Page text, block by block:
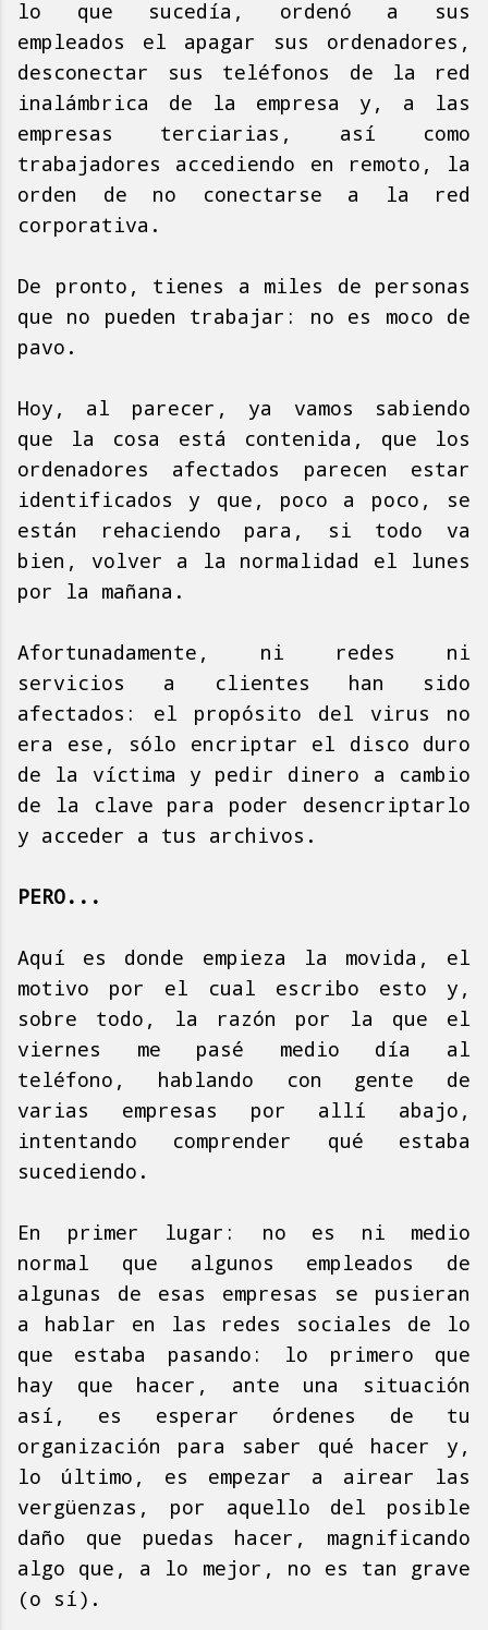
lo que sucedía, ordenó a sus
empleados el apagar sus ordenadores,
desconectar sus teléfonos de la red
inalámbrica de la empresa y, a las
empresas terciarias, así como
trabajadores accediendo en remoto, la
orden de no conectarse a la red
corporativa.
De pronto, tienes a miles de personas
que no pueden trabajar: no es moco de
pavo.
Hoy, al parecer, ya vamos sabiendo
que la cosa está contenida, que los
ordenadores afectados parecen estar
identificados y que, poco a poco, se
están rehaciendo para, si todo va
bien, volver a la normalidad el lunes
por la mañana.
Afortunadamente, ni redes ni
servicios a clientes han sido
afectados: el propósito del virus no
era ese, sólo encriptar el disco duro
de la víctima y pedir dinero a cambio
de la clave para poder desencriptarlo
y acceder a tus archivos.
PERO...
Aquí es donde empieza la movida, el
motivo por el cual escribo esto y,
sobre todo, la razón por la que el
viernes me pasé medio día al
teléfono, hablando con gente de
varias empresas por allí abajo,
intentando comprender qué estaba
sucediendo.
En primer lugar: no es ni medio
normal que algunos empleados de
algunas de esas empresas se pusieran
a hablar en las redes sociales de lo
que estaba pasando: lo primero que
hay que hacer, ante una situación
así, es esperar órdenes de tu
organización para saber qué hacer y,
lo último, es empezar a airear las
vergüenzas, por aquello del posible
daño que puedas hacer, magnificando
algo que, a lo mejor, no es tan grave
(o sí).